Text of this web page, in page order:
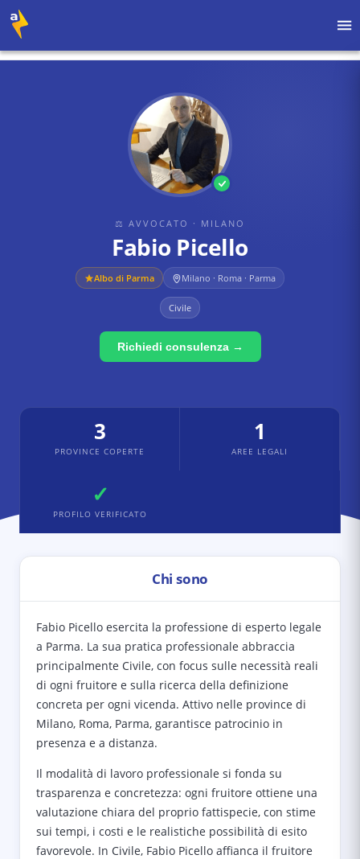
⚖ AVVOCATO · MILANO
Fabio Picello
Albo di Parma Milano · Roma · Parma
Civile
Richiedi consulenza →
3
PROVINCE COPERTE
1
AREE LEGALI
✓
PROFILO VERIFICATO
Chi sono
Fabio Picello esercita la professione di esperto legale
a Parma. La sua pratica professionale abbraccia
principalmente Civile, con focus sulle necessità reali
di ogni fruitore e sulla ricerca della definizione
concreta per ogni vicenda. Attivo nelle province di
Milano, Roma, Parma, garantisce patrocinio in
presenza e a distanza.
Il modalità di lavoro professionale si fonda su
trasparenza e concretezza: ogni fruitore ottiene una
valutazione chiara del proprio fattispecie, con stime
sui tempi, i costi e le realistiche possibilità di esito
favorevole. In Civile, Fabio Picello affianca il fruitore